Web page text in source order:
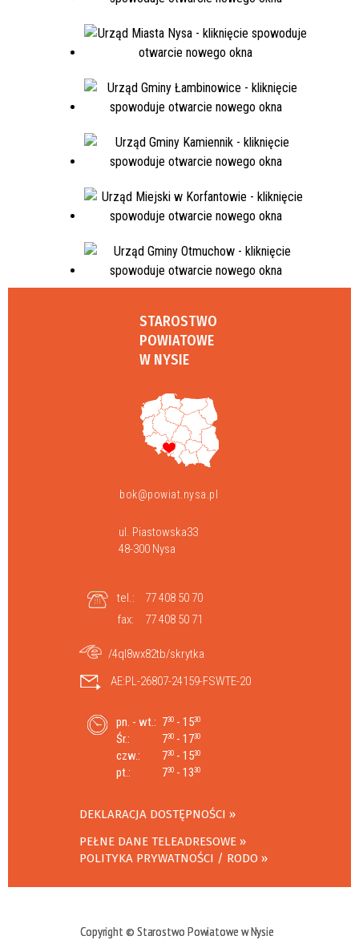
STAROSTWO
POWIATOWE
W NYSIE
bok@powiat.nysa.pl
ul. Piastowska33
48-300 Nysa
tel.:
77 408 50 70
fax:
77 408 50 71
/4ql8wx82tb/skrytka
AE:PL-26807-24159-FSWTE-20
pn. - wt.: 730 - 1530
Śr.: 730 - 1730
czw.: 730 - 1530
pt.: 730 - 1330
DEKLARACJA DOSTĘPNOŚCI
PEŁNE DANE TELEADRESOWE
POLITYKA PRYWATNOŚCI / RODO
Copyright © Starostwo Powiatowe w Nysie